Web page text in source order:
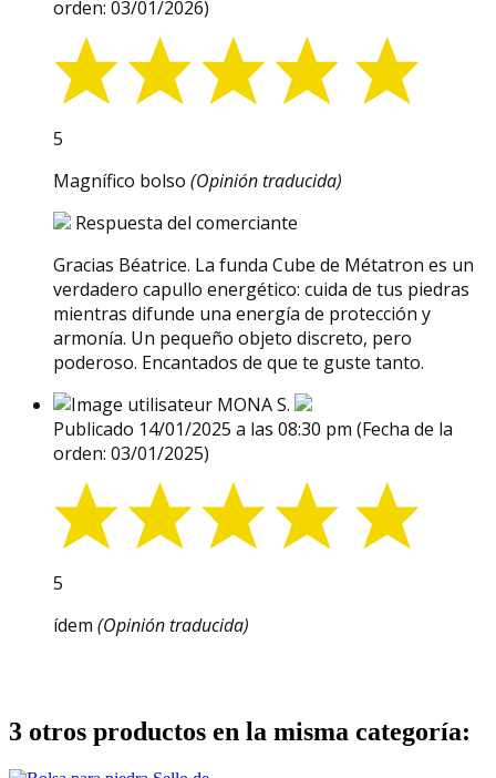
orden: 03/01/2026)
5
Magnífico bolso (Opinión traducida)
Respuesta del comerciante
Gracias Béatrice. La funda Cube de Métatron es un
verdadero capullo energético: cuida de tus piedras
mientras difunde una energía de protección y
armonía. Un pequeño objeto discreto, pero
poderoso. Encantados de que te guste tanto.
MONA S.
Publicado 14/01/2025 a las 08:30 pm (Fecha de la
orden: 03/01/2025)
5
ídem (Opinión traducida)
3 otros productos en la misma categoría: